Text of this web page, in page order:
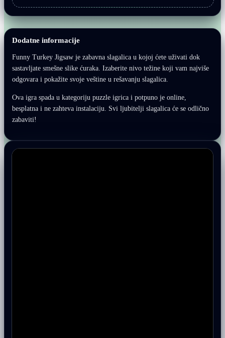
Dodatne informacije
Funny Turkey Jigsaw je zabavna slagalica u kojoj ćete uživati dok
sastavljate smešne slike ćuraka. Izaberite nivo težine koji vam najviše
odgovara i pokažite svoje veštine u rešavanju slagalica.
Ova igra spada u kategoriju puzzle igrica i potpuno je online,
besplatna i ne zahteva instalaciju. Svi ljubitelji slagalica će se odlično
zabaviti!